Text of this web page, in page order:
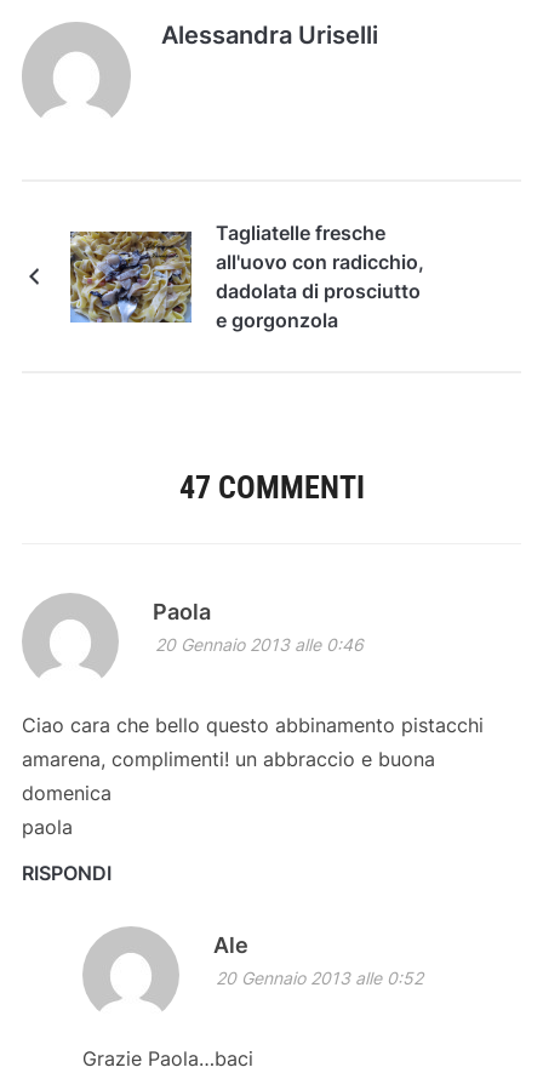
Alessandra Uriselli
Tagliatelle fresche
all'uovo con radicchio,
dadolata di prosciutto
e gorgonzola
47 COMMENTI
Paola
20 Gennaio 2013 alle 0:46
Ciao cara che bello questo abbinamento pistacchi
amarena, complimenti! un abbraccio e buona
domenica
paola
RISPONDI
Ale
20 Gennaio 2013 alle 0:52
Grazie Paola…baci